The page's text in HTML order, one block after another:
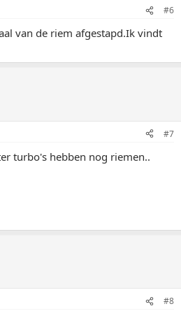
#6
van de riem afgestapd.Ik vindt
#7
turbo's hebben nog riemen..
#8